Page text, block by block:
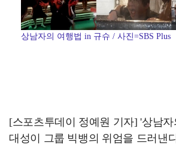
상남자의 여행법 in 규슈 / 사진=SBS Plus
[스포츠투데이 정예원 기자] '상남
대성이 그룹 빅뱅의 위엄을 드러낸